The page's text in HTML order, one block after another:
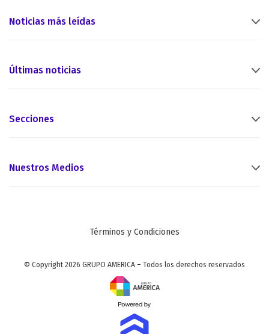
Noticias más leídas
Últimas noticias
Secciones
Nuestros Medios
Términos y Condiciones
© Copyright 2026 GRUPO AMERICA – Todos los derechos reservados